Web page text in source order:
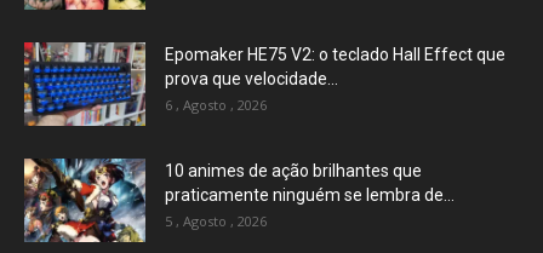
Epomaker HE75 V2: o teclado Hall Effect que
prova que velocidade...
6 , Agosto , 2026
10 animes de ação brilhantes que
praticamente ninguém se lembra de...
5 , Agosto , 2026